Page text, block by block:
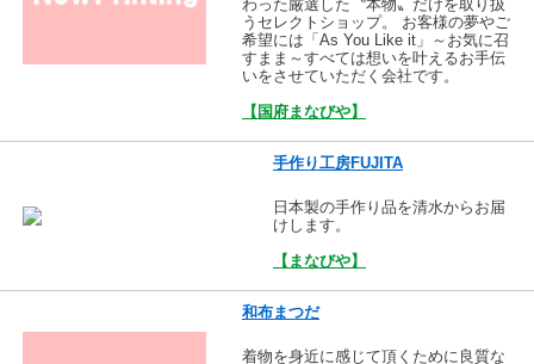
わった厳選した〝本物〟だけを取り扱
うセレクトショップ。 お客様の夢やご
希望には「As You Like it」～お気に召
すまま～すべては想いを叶えるお手伝
いをさせていただく会社です。
【国府まなびや】
手作り工房FUJITA
日本製の手作り品を清水からお届
けします。
【まなびや】
和布まつだ
着物を身近に感じて頂くために良質な